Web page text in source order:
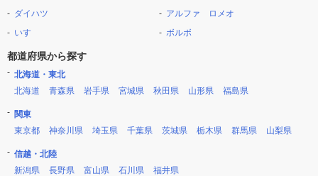
ダイハツ
いすゞ
アルファ ロメオ
ボルボ
都道府県から探す
北海道・東北
北海道
青森県 岩手県 宮城県 秋田県 山形県 福島県
関東
東京都
神奈川県 埼玉県 千葉県 茨城県 栃木県 群馬県 山梨県
信越・北陸
新潟県
長野県 富山県 石川県 福井県